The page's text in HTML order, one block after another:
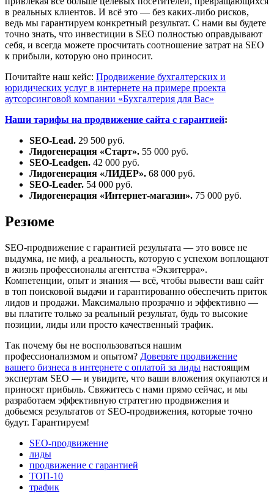
в реальных клиентов. И всё это — без каких-либо рисков,
ведь мы гарантируем конкретный результат. С нами вы будете
точно знать, что инвестиции в SEO полностью оправдывают
себя, и всегда можете просчитать соотношение затрат на SEO
к прибыли, которую оно приносит.
Почитайте наш кейс: Продвижение бухгалтерских и
юридических услуг в интернете на примере проекта
аутсорсинговой компании «Бухгалтерия для Вас»
Наши тарифы на продвижение сайта с гарантией:
SEO-Lead. 29 500 руб.
Лидогенерация «Старт». 55 000 руб.
SEO-Leadgen. 42 000 руб.
Лидогенерация «ЛИДЕР». 68 000 руб.
SEO-Leader. 54 000 руб.
Лидогенерация «Интернет-магазин». 75 000 руб.
Резюме
SEO-продвижение с гарантией результата — это вовсе не
выдумка, не миф, а реальность, которую с успехом воплощают
в жизнь профессионалы агентства «Экзитерра».
Компетенции, опыт и знания — всё, чтобы вывести ваш сайт
в топ поисковой выдачи и гарантированно обеспечить приток
лидов и продажи. Максимально прозрачно и эффективно —
вы платите только за реальный результат, будь то высокие
позиции, лиды или просто качественный трафик.
Так почему бы не воспользоваться нашим
профессионализмом и опытом? Доверьте продвижение
вашего бизнеса в интернете с оплатой за лиды настоящим
экспертам SEO — и увидите, что ваши вложения окупаются и
приносят прибыль. Свяжитесь с нами прямо сейчас, и мы
разработаем эффективную стратегию продвижения и
добьемся результатов от SEO-продвижения, которые точно
будут. Гарантируем!
SEO-продвижение
лиды
продвижение с гарантией
ТОП-10
трафик